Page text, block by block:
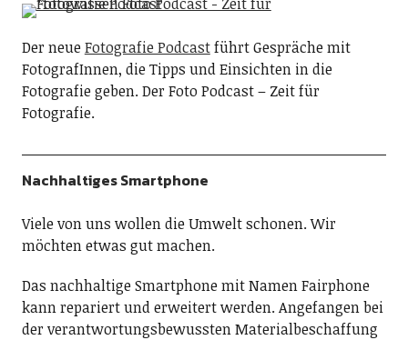
Der neueFotografie Podcastführt Gespräche mit
FotografInnen, die Tipps und Einsichten in die
Fotografie geben. Der Foto Podcast – Zeit für
Fotografie.
Nachhaltiges Smartphone
Viele von uns wollen die Umwelt schonen. Wir
möchten etwas gut machen.
Das nachhaltige Smartphone mit Namen Fairphone
kann repariert und erweitert werden. Angefangen bei
der verantwortungsbewussten Materialbeschaffung